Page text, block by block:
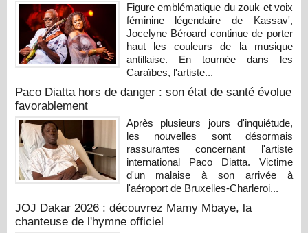
Figure emblématique du zouk et voix
féminine légendaire de Kassav',
Jocelyne Béroard continue de porter
haut les couleurs de la musique
antillaise. En tournée dans les
Caraïbes, l'artiste...
Paco Diatta hors de danger : son état de santé évolue
favorablement
Après plusieurs jours d'inquiétude,
les nouvelles sont désormais
rassurantes concernant l'artiste
international Paco Diatta. Victime
d'un malaise à son arrivée à
l'aéroport de Bruxelles-Charleroi...
JOJ Dakar 2026 : découvrez Mamy Mbaye, la
chanteuse de l'hymne officiel